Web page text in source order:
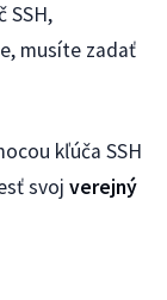
SSH,
musíte zadať
kľúča SSH
svoj verejný